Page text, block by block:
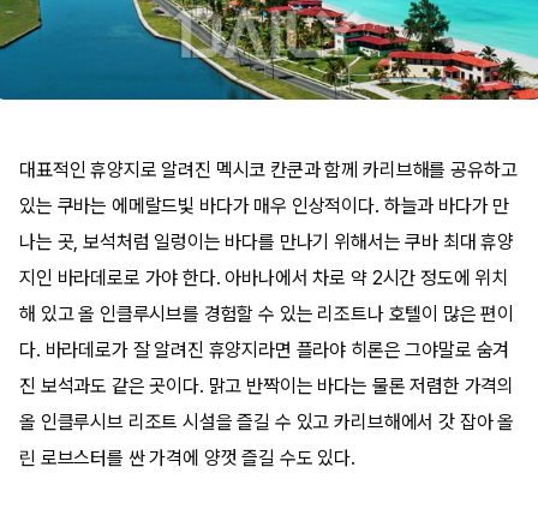
대표적인 휴양지로 알려진 멕시코 칸쿤과 함께 카리브해를 공유하고
있는 쿠바는 에메랄드빛 바다가 매우 인상적이다. 하늘과 바다가 만
나는 곳, 보석처럼 일렁이는 바다를 만나기 위해서는 쿠바 최대 휴양
지인 바라데로로 가야 한다. 아바나에서 차로 약 2시간 정도에 위치
해 있고 올 인클루시브를 경험할 수 있는 리조트나 호텔이 많은 편이
다. 바라데로가 잘 알려진 휴양지라면 플라야 히론은 그야말로 숨겨
진 보석과도 같은 곳이다. 맑고 반짝이는 바다는 물론 저렴한 가격의
올 인클루시브 리조트 시설을 즐길 수 있고 카리브해에서 갓 잡아 올
린 로브스터를 싼 가격에 양껏 즐길 수도 있다.